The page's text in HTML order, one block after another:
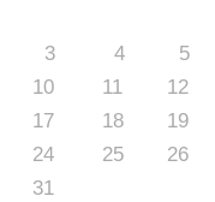
3
4 5
10
11 12
17
18 19
24
25 26
31